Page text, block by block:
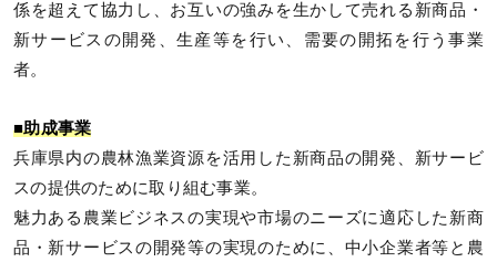
係を超えて協力し、お互いの強みを生かして売れる新商品・
新サービスの開発、生産等を行い、需要の開拓を行う事業
者。
■助成事業
兵庫県内の農林漁業資源を活用した新商品の開発、新サービ
スの提供のために取り組む事業。
魅力ある農業ビジネスの実現や市場のニーズに適応した新商
品・新サービスの開発等の実現のために、中小企業者等と農